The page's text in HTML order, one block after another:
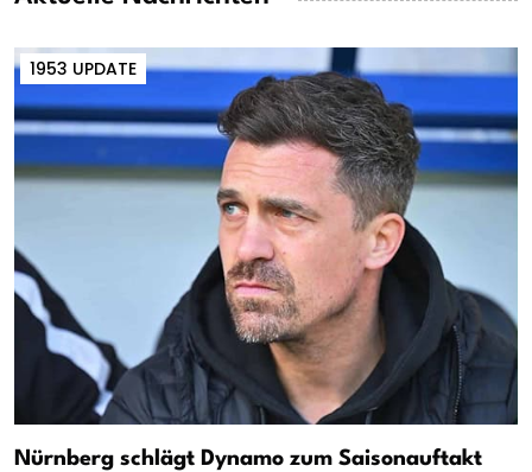
1953 UPDATE
Nürnberg schlägt Dynamo zum Saisonauftakt